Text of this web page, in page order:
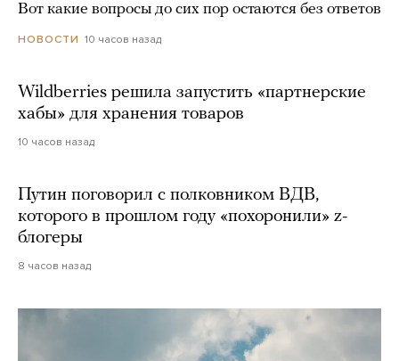
Вот какие вопросы до сих пор остаются без ответов
НОВОСТИ 10 часов назад
Wildberries решила запустить «партнерские
хабы» для хранения товаров
10 часов назад
Путин поговорил с полковником ВДВ,
которого в прошлом году «похоронили» z-
блогеры
8 часов назад